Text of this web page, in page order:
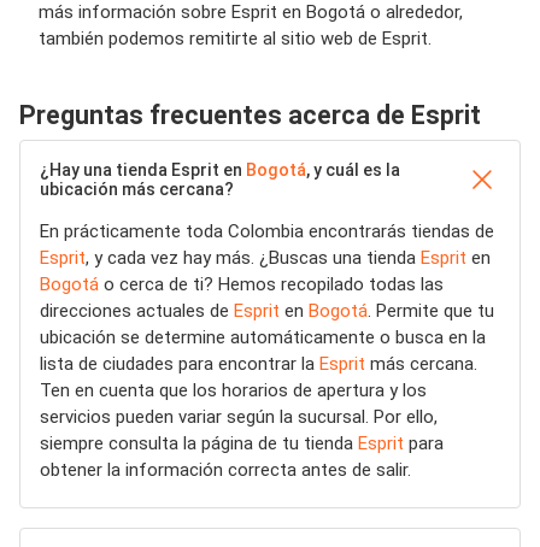
más información sobre Esprit en Bogotá o alrededor,
también podemos remitirte al sitio web de Esprit.
Preguntas frecuentes acerca de Esprit
¿Hay una tienda Esprit en Bogotá, y cuál es la
ubicación más cercana?
En prácticamente toda Colombia encontrarás tiendas de
Esprit, y cada vez hay más. ¿Buscas una tienda Esprit en
Bogotá o cerca de ti? Hemos recopilado todas las
direcciones actuales de Esprit en Bogotá. Permite que tu
ubicación se determine automáticamente o busca en la
lista de ciudades para encontrar la Esprit más cercana.
Ten en cuenta que los horarios de apertura y los
servicios pueden variar según la sucursal. Por ello,
siempre consulta la página de tu tienda Esprit para
obtener la información correcta antes de salir.